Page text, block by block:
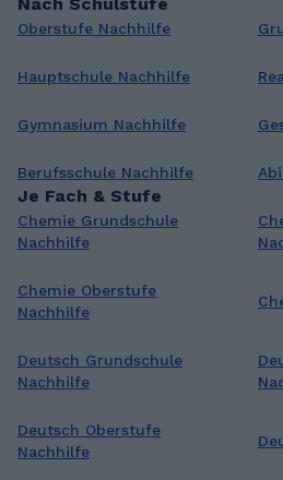
Oberstufe Nachhilfe
Hauptschule Nachhilfe
Gymnasium Nachhilfe
Berufsschule Nachhilfe
Je Fach & Stufe
Chemie Grundschule
Nachhilfe
Chemie Oberstufe
Nachhilfe
Deutsch Grundschule
Nachhilfe
Deutsch Oberstufe
Nachhilfe